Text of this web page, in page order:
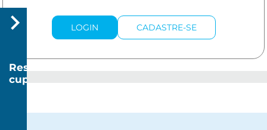
LOGIN CADASTRE-SE
Resgatar
cupom